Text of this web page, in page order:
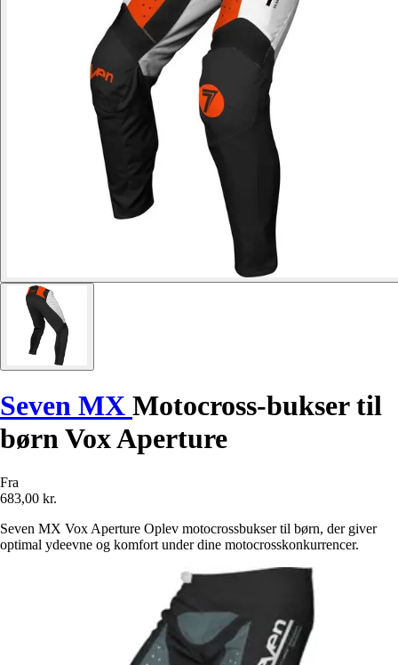
Seven MX Motocross-bukser til
børn Vox Aperture
Fra
683,00 kr.
Seven MX Vox Aperture Oplev motocrossbukser til børn, der giver
optimal ydeevne og komfort under dine motocrosskonkurrencer.